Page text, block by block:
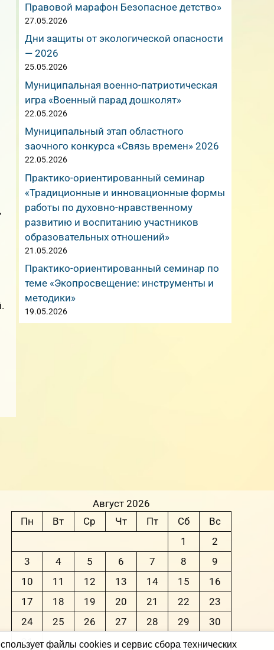
Правовой марафон Безопасное детство»
27.05.2026
Дни защиты от экологической опасности
— 2026
25.05.2026
Муниципальная военно-патриотическая
игра «Военный парад дошколят»
22.05.2026
Муниципальный этап областного
заочного конкурса «Связь времен» 2026
22.05.2026
Практико-ориентированный семинар
«Традиционные и инновационные формы
работы по духовно-нравственному
развитию и воспитанию участников
образовательных отношений»
21.05.2026
Практико-ориентированный семинар по
теме «Экопросвещение: инструменты и
методики»
19.05.2026
Август 2026
Пн
Вт Ср Чт Пт Сб
Вс
1
2
3
4 5 6 7 8
9
10
11 12 13 14 15
16
17
18 19 20 21 22
23
24
25 26 27 28 29
30
31
файлы cookies и сервис сбора технических